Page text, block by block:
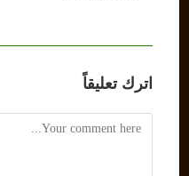
اترك تعليقاً
Comment